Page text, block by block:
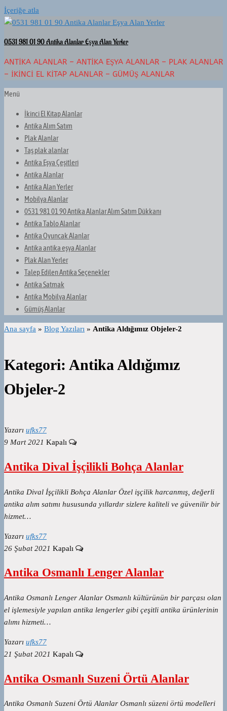
İçeriğe atla
0531 981 01 90 Antika Alanlar Eşya Alan Yerler
ANTIKA ALANLAR – ANTIKA EŞYA ALANLAR – PLAK ALANLAR
– İKINCI EL KITAP ALANLAR – GÜMÜŞ ALANLAR
Menü
İkinci El Kitap Alanlar
Antika Alım Satım
Plak Alanlar
Taş plak alanlar
Antika Eşya Çeşitleri
Antika Alanlar
Antika Alan Yerler
Mobilya Alanlar
0531 981 01 90 Antika Alanlar Alım Satım Dükkanı
Antika Tablo Alanlar
Antika Oyuncak Alanlar
Antika antika eşya Alanlar
Plak Alan Yerler
Talep Edilen Antika Seçenekler
Antika Satmak
Antika Mobilya Alanlar
Gümüş Alanlar
Ana sayfa » Blog Yazıları » Antika Aldığımız Objeler-2
Kategori: Antika Aldığımız
Objeler-2
Yazarı ufks77
9 Mart 2021 Kapalı
Antika Dival İşçilikli Bohça Alanlar
Antika Dival İşçilikli Bohça Alanlar Özel işçilik harcanmış, değerli
antika alım satımı hususunda yıllardır sizlere kaliteli ve güvenilir bir
hizmet…
Yazarı ufks77
26 Şubat 2021 Kapalı
Antika Osmanlı Lenger Alanlar
Antika Osmanlı Lenger Alanlar Osmanlı kültürünün bir parçası olan
el işlemesiyle yapılan antika lengerler gibi çeşitli antika ürünlerinin
alımı hizmeti…
Yazarı ufks77
21 Şubat 2021 Kapalı
Antika Osmanlı Suzeni Örtü Alanlar
Antika Osmanlı Suzeni Örtü Alanlar Osmanlı süzeni örtü modelleri